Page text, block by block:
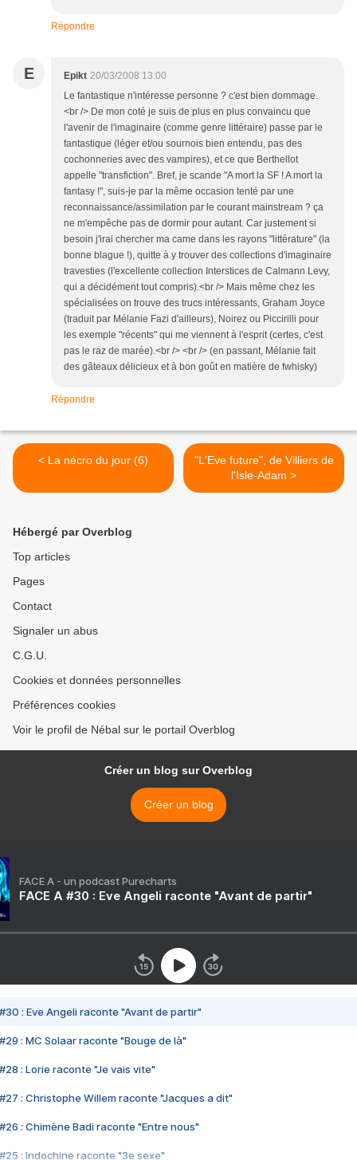
Répondre
E Epikt 20/03/2008 13:00
Le fantastique n'intéresse personne ? c'est bien dommage.
<br /> De mon coté je suis de plus en plus convaincu que
l'avenir de l'imaginaire (comme genre littéraire) passe par le
fantastique (léger et/ou sournois bien entendu, pas des
cochonneries avec des vampires), et ce que Berthellot
appelle "transfiction". Bref, je scande "A mort la SF ! A mort la
fantasy !", suis-je par la même occasion tenté par une
reconnaissance/assimilation par le courant mainstream ? ça
ne m'empêche pas de dormir pour autant. Car justement si
besoin j'irai chercher ma came dans les rayons "littérature" (la
bonne blague !), quitte à y trouver des collections d'imaginaire
travesties (l'excellente collection Interstices de Calmann Levy,
qui a décidément tout compris).<br /> Mais même chez les
spécialisées on trouve des trucs intéressants, Graham Joyce
(traduit par Mélanie Fazi d'ailleurs), Noirez ou Piccirilli pour
les exemple "récents" qui me viennent à l'esprit (certes, c'est
pas le raz de marée).<br /> <br /> (en passant, Mélanie fait
des gâteaux délicieux et à bon goût en matière de fwhisky)
Répondre
< La nécro du jour (6)
"L'Eve future", de Villiers de
l'Isle-Adam >
Hébergé par Overblog
Top articles
Pages
Contact
Signaler un abus
C.G.U.
Cookies et données personnelles
Préférences cookies
Voir le profil de Nébal sur le portail Overblog
Créer un blog sur Overblog
Créer un blog
FACE A - un podcast Purecharts
FACE A #30 : Eve Angeli raconte "Avant de partir"
#30 : Eve Angeli raconte "Avant de partir"
#29 : MC Solaar raconte "Bouge de là"
#28 : Lorie raconte "Je vais vite"
#27 : Christophe Willem raconte "Jacques a dit"
#26 : Chimène Badi raconte "Entre nous"
#25 : Indochine raconte "3e sexe"